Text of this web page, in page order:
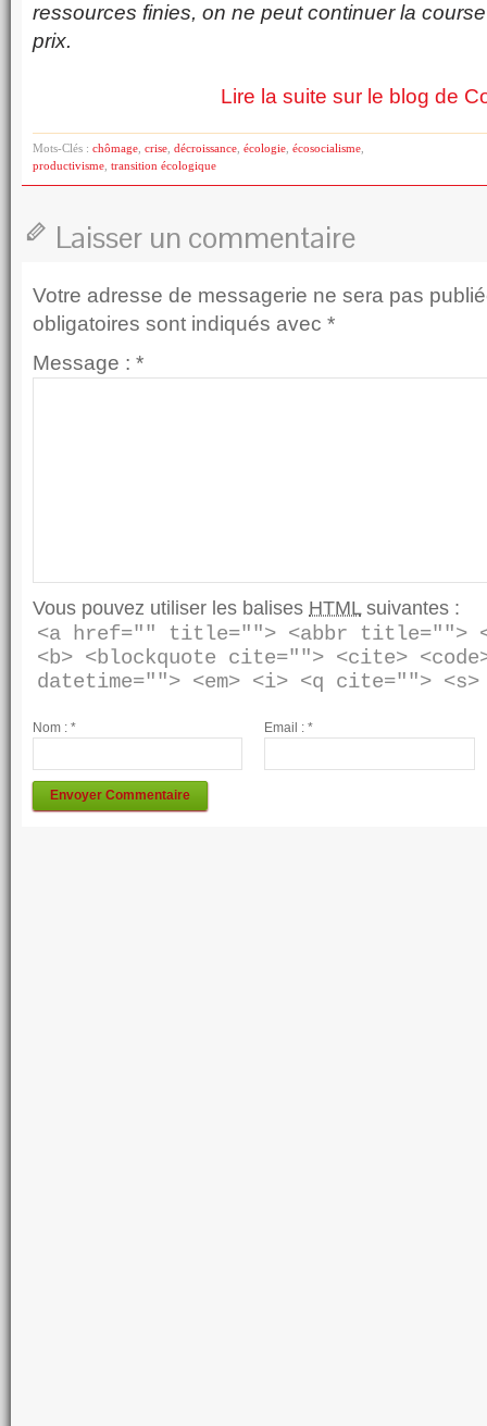
ressources finies, on ne peut continuer la
prix.
Lire la suite sur le blog de
Mots-Clés : chômage crise décroissance écologie écosocialisme
productivisme transition écologique
Laisser un commentaire
Votre adresse de messagerie ne sera pas
obligatoires sont indiqués avec *
Message : *
Vous pouvez utiliser les balises HTMLsuivantes :
<a href="" title=""> <abbr title="">
<b> <blockquote cite=""> <cite>
Nom : * Email :*